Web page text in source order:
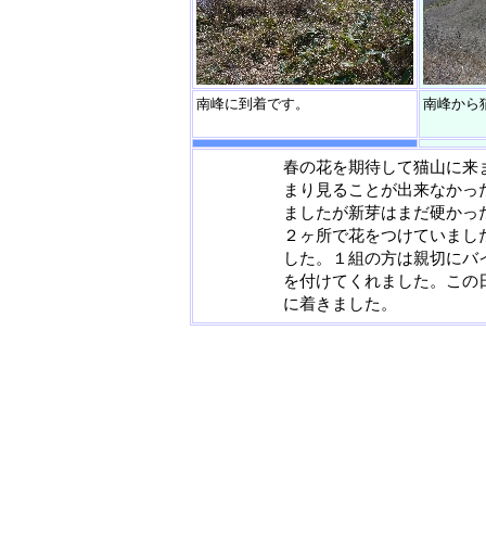
南峰に到着です。 南峰から
春の花を期待して猫山に来
まり見ることが出来なか
ましたが新芽はまだ硬か
２ヶ所で花をつけていま
した。１組の方は親切に
を付けてくれました。こ
に着きました。